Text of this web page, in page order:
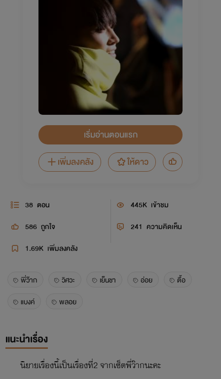
เริ่มอ่านตอนแรก
เพิ่มลงคลัง
ให้ดาว
38 ตอน 445K เข้าชม
586 ถูกใจ 241 ความคิดเห็น
1.69K เพิ่มลงคลัง
พี่ว๊าก วิศวะ เย็นชา อ่อย
ตื้อ
แบงค์
พลอย
แนะนำเรื่อง
นิยายเรื่องนี้เป็นเรื่องที่2 จากเซ็ตพี่ว๊ากนะคะ